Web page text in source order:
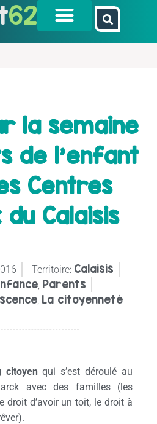
62
la semaine
de l’enfant
Centres
Calaisis
Territoire: Calaisis
Parents
La citoyenneté
citoyenqui s’est déroulé au
avec des familles (les
droit d’avoir un toit, le droit à